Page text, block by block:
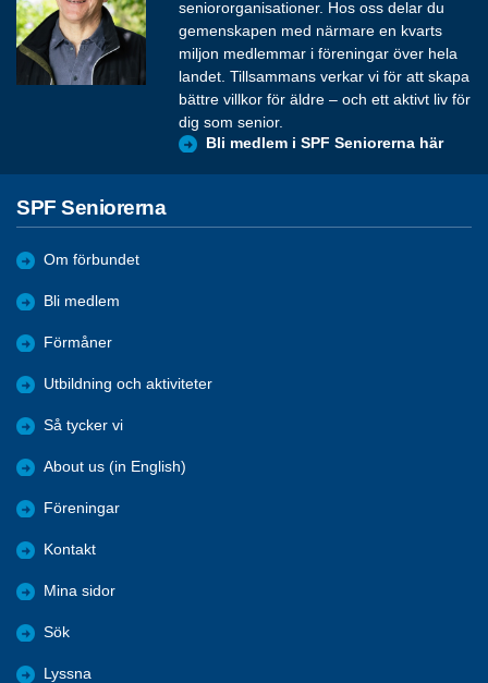
seniororganisationer. Hos oss delar du
gemenskapen med närmare en kvarts
miljon medlemmar i föreningar över hela
landet. Tillsammans verkar vi för att skapa
bättre villkor för äldre – och ett aktivt liv för
dig som senior.
Bli medlem i SPF Seniorerna här
SPF Seniorerna
Om förbundet
Bli medlem
Förmåner
Utbildning och aktiviteter
Så tycker vi
About us (in English)
Föreningar
Kontakt
Mina sidor
Sök
Lyssna